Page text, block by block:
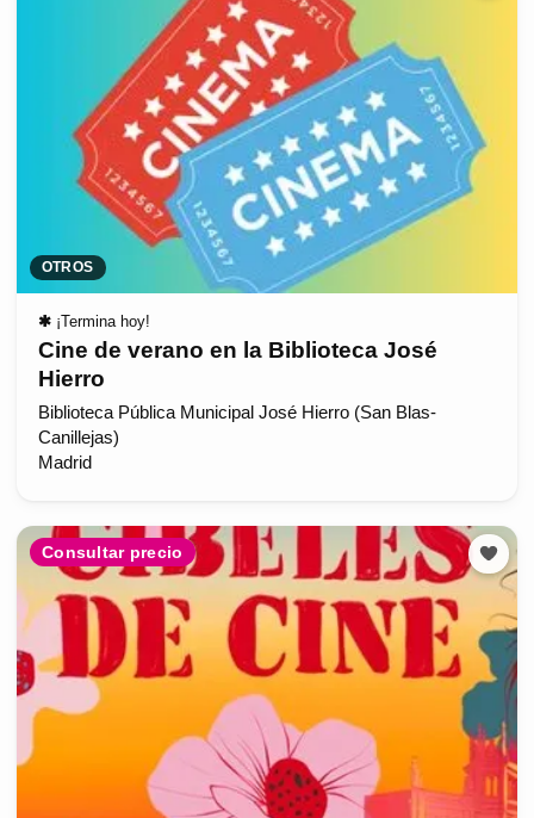
OTROS
✱ ¡Termina hoy!
Cine de verano en la Biblioteca José
Hierro
Biblioteca Pública Municipal José Hierro (San Blas-
Canillejas)
Madrid
Consultar precio